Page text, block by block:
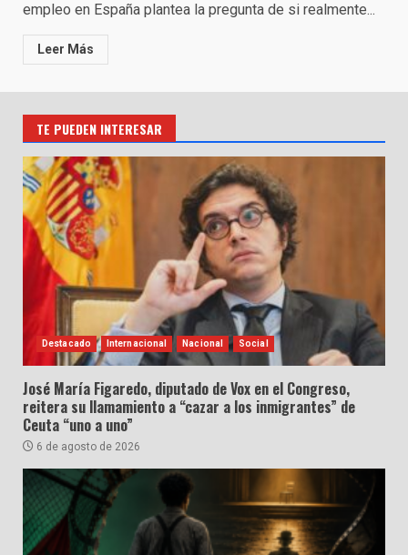
empleo en España plantea la pregunta de si realmente...
Leer Más
TE PUEDEN INTERESAR
Destacado Internacional Nacional Social
José María Figaredo, diputado de Vox en el Congreso,
reitera su llamamiento a “cazar a los inmigrantes” de
Ceuta “uno a uno”
6 de agosto de 2026